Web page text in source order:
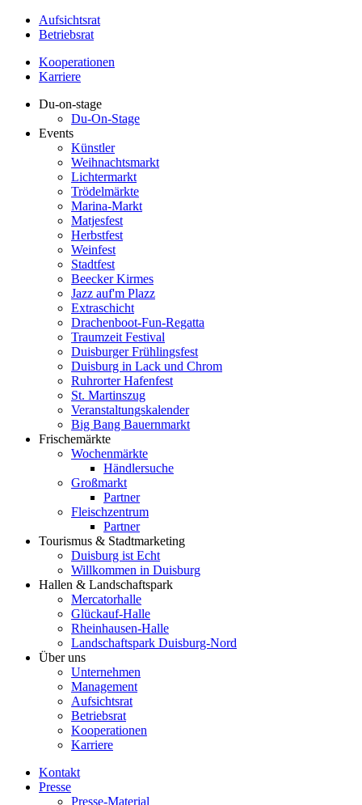
Aufsichtsrat
Betriebsrat
Kooperationen
Karriere
Du-on-stage
Du-On-Stage
Events
Künstler
Weihnachtsmarkt
Lichtermarkt
Trödelmärkte
Marina-Markt
Matjesfest
Herbstfest
Weinfest
Stadtfest
Beecker Kirmes
Jazz auf'm Plazz
Extraschicht
Drachenboot-Fun-Regatta
Traumzeit Festival
Duisburger Frühlingsfest
Duisburg in Lack und Chrom
Ruhrorter Hafenfest
St. Martinszug
Veranstaltungskalender
Big Bang Bauernmarkt
Frischemärkte
Wochenmärkte
Händlersuche
Großmarkt
Partner
Fleischzentrum
Partner
Tourismus & Stadtmarketing
Duisburg ist Echt
Willkommen in Duisburg
Hallen & Landschaftspark
Mercatorhalle
Glückauf-Halle
Rheinhausen-Halle
Landschaftspark Duisburg-Nord
Über uns
Unternehmen
Management
Aufsichtsrat
Betriebsrat
Kooperationen
Karriere
Kontakt
Presse
Presse-Material